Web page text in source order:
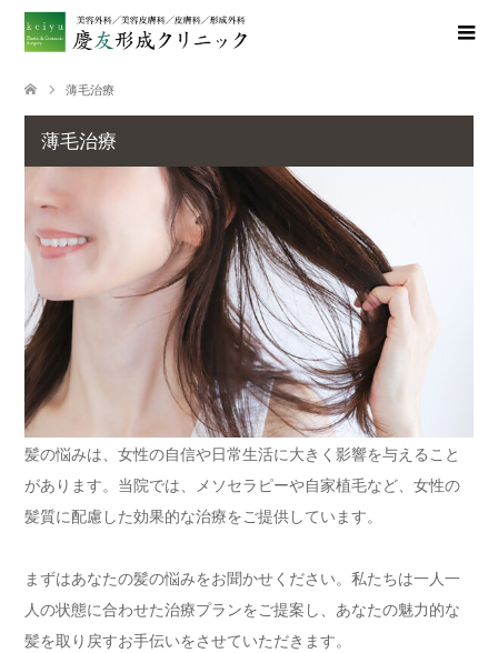
薄毛治療
薄毛治療
髪の悩みは、女性の自信や日常生活に大きく影響を与えること
があります。当院では、メソセラピーや自家植毛など、女性の
髪質に配慮した効果的な治療をご提供しています。
まずはあなたの髪の悩みをお聞かせください。私たちは一人一
人の状態に合わせた治療プランをご提案し、あなたの魅力的な
髪を取り戻すお手伝いをさせていただきます。